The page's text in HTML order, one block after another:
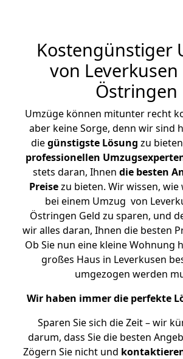
Kostengünstiger
von Leverkusen
Östringen
Umzüge können mitunter recht
aber keine Sorge, denn wir sind
diegünstigste Lösung zu
professionellen
stets daran, Ihnen die besten
Preisezu bieten. Wir wissen, wie
bei einem Umzug von
Östringen Geld zu sparen, und
wir alles daran, Ihnen die besten
Ob Sie nun eine kleine Wohnung
großes Haus in Leverkusen
umgezogen werden
Wir haben immer die perfekte
Sparen Sie sich die Zeit – wir
darum, dass Sie die besten
Zögern Sie nicht und